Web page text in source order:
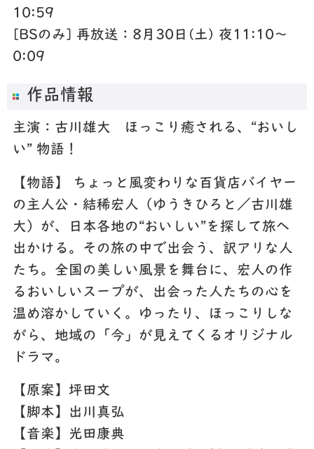
10:59
[BSのみ] 再放送：8月30日(土) 夜11:10～
0:09
作品情報
主演：古川雄大 ほっこり癒される、“おいし
い” 物語！
【物語】 ちょっと風変わりな百貨店バイヤー
の主人公・結稀宏人（ゆうきひろと／古川雄
大）が、日本各地の“おいしい”を探して旅へ
出かける。その旅の中で出会う、訳アリな人
たち。全国の美しい風景を舞台に、宏人の作
るおいしいスープが、出会った人たちの心を
温め溶かしていく。ゆったり、ほっこりしな
がら、地域の「今」が見えてくるオリジナル
ドラマ。
【原案】坪田文
【脚本】出川真弘
【音楽】光田康典